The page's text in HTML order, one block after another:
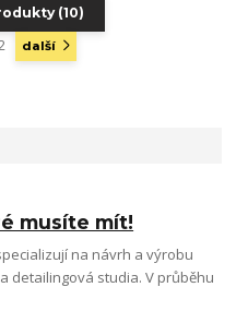
(10)
další
musíte mít!
na návrh a výrobu
detailingová studia. V průběhu